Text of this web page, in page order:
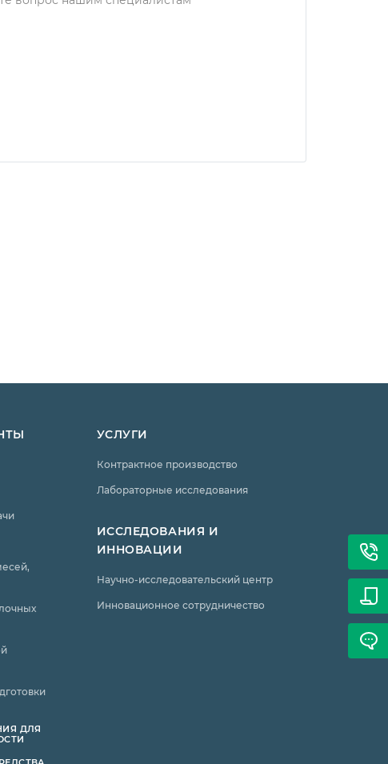
ДЛЯ
УСЛУГИ
Контрактное производство
Лабораторные исследования
ИССЛЕДОВАНИЯ И
ИННОВАЦИИ
Научно-исследовательский центр
Инновационное сотрудничество